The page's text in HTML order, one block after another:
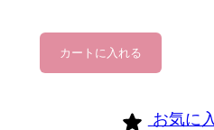
adidas
個
カートに入れる
お気に